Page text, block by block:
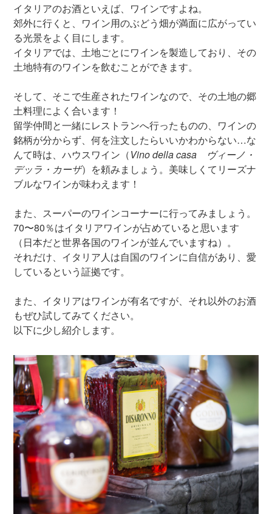
イタリアのお酒といえば、ワインですよね。
郊外に行くと、ワイン用のぶどう畑が満面に広がってい
る光景をよく目にします。
イタリアでは、土地ごとにワインを製造しており、その
土地特有のワインを飲むことができます。
そして、そこで生産されたワインなので、その土地の郷
土料理によく合います！
留学仲間と一緒にレストランへ行ったものの、ワインの
銘柄が分からず、何を注文したらいいかわからない…な
んて時は、ハウスワイン（Vino della casa ヴィーノ・
デッラ・カーザ）を頼みましょう。美味しくてリーズナ
ブルなワインが味わえます！
また、スーパーのワインコーナーに行ってみましょう。
70〜80％はイタリアワインが占めていると思います
（日本だと世界各国のワインが並んでいますね）。
それだけ、イタリア人は自国のワインに自信があり、愛
しているという証拠です。
また、イタリアはワインが有名ですが、それ以外のお酒
もぜひ試してみてください。
以下に少し紹介します。